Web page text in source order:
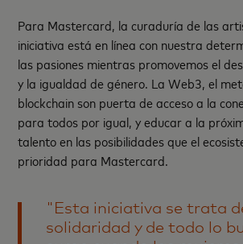
Para Mastercard, la curaduría de las
iniciativa está en línea con nuestra
las pasiones mientras promovemos el
y la igualdad de género. La Web3, el
blockchain son puerta de acceso a la
para todos por igual, y educar a la
talento en las posibilidades que el
prioridad para Mastercard.
"Esta iniciativa se trata
solidaridad y de todo lo